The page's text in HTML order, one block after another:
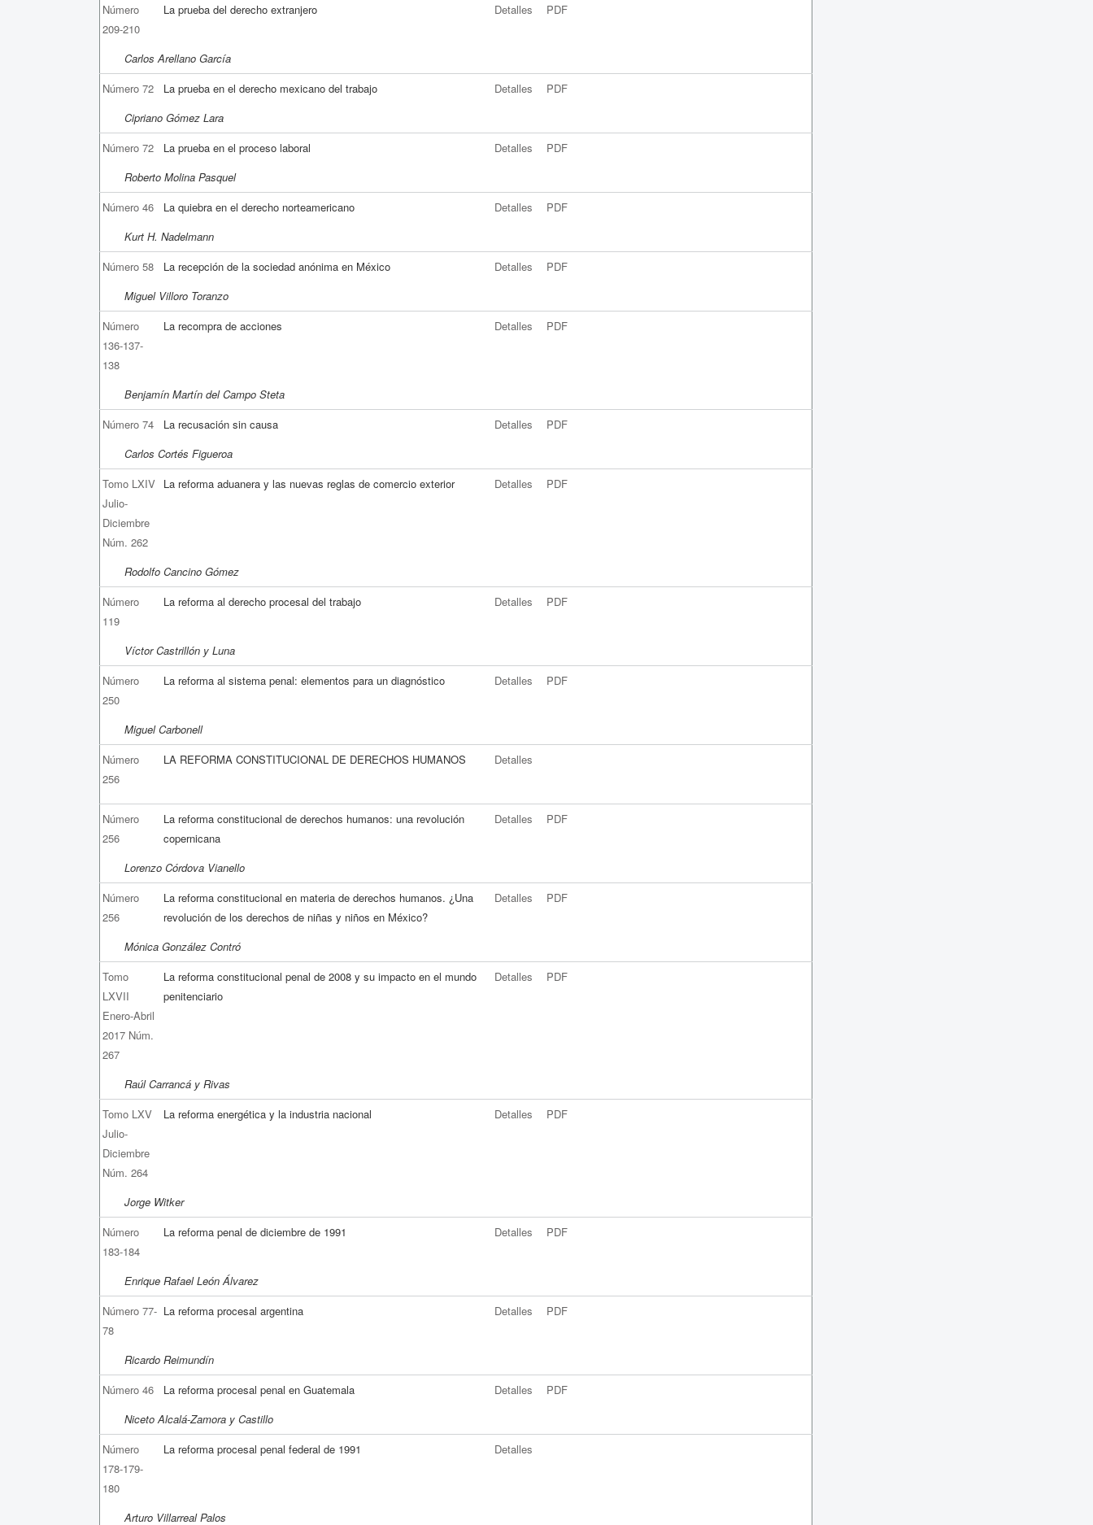
Número
209-210
La prueba del derecho extranjero Detalles PDF
Carlos Arellano García
Número 72
La prueba en el derecho mexicano del trabajo Detalles
PDF
Cipriano Gómez Lara
Número 72
La prueba en el proceso laboral Detalles
PDF
Roberto Molina Pasquel
Número 46
La quiebra en el derecho norteamericano Detalles
PDF
Kurt H. Nadelmann
Número 58
La recepción de la sociedad anónima en México Detalles
PDF
Miguel Villoro Toranzo
Número
136-137-
138
La recompra de acciones Detalles PDF
Benjamín Martín del Campo Steta
Número 74
La recusación sin causa Detalles
PDF
Carlos Cortés Figueroa
Tomo LXIV
Julio-
Diciembre
Núm. 262
La reforma aduanera y las nuevas reglas de comercio exterior Detalles PDF
Rodolfo Cancino Gómez
Número
119
La reforma al derecho procesal del trabajo Detalles PDF
Víctor Castrillón y Luna
Número
250
La reforma al sistema penal: elementos para un diagnóstico Detalles PDF
Miguel Carbonell
Número
256
LA REFORMA CONSTITUCIONAL DE DERECHOS HUMANOS Detalles
Número
256
La reforma constitucional de derechos humanos: una revolución
copernicana
Detalles PDF
Lorenzo Córdova Vianello
Número
256
La reforma constitucional en materia de derechos humanos. ¿Una
revolución de los derechos de niñas y niños en México?
Detalles PDF
Mónica González Contró
Tomo
LXVII
Enero-Abril
2017 Núm.
267
La reforma constitucional penal de 2008 y su impacto en el mundo
penitenciario
Detalles PDF
Raúl Carrancá y Rivas
Tomo LXV
Julio-
Diciembre
Núm. 264
La reforma energética y la industria nacional Detalles PDF
Jorge Witker
Número
183-184
La reforma penal de diciembre de 1991 Detalles PDF
Enrique Rafael León Álvarez
Número 77-
78
La reforma procesal argentina Detalles PDF
Ricardo Reimundín
Número 46
La reforma procesal penal en Guatemala Detalles
PDF
Niceto Alcalá-Zamora y Castillo
Número
178-179-
180
La reforma procesal penal federal de 1991 Detalles
Arturo Villarreal Palos